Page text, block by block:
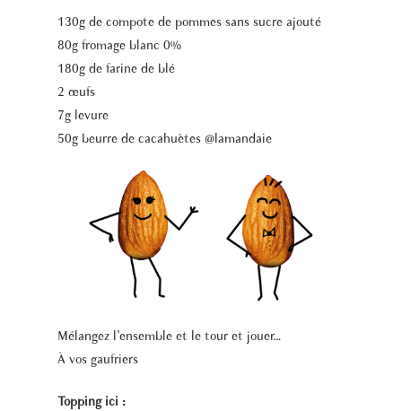
130g de compote de pommes sans sucre ajouté
80g fromage blanc 0%
180g de farine de blé
2 œufs
7g levure
50g beurre de cacahuètes @lamandaie
Mélangez l’ensemble et le tour et jouer…
À vos gaufriers
Topping ici :